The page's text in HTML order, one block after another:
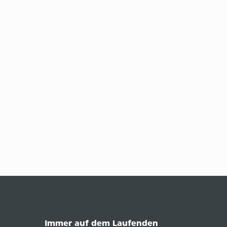
Immer auf dem Laufenden